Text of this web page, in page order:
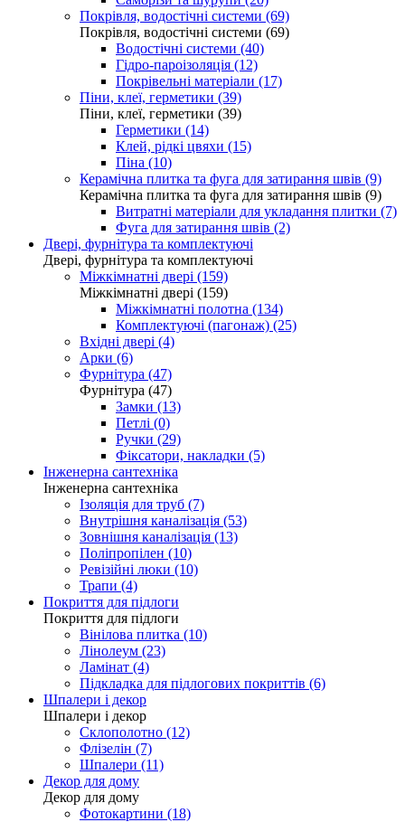
Покрівля, водостічні системи (69)
Покрівля, водостічні системи (69)
Водостічні системи (40)
Гідро-пароізоляція (12)
Покрівельні матеріали (17)
Піни, клеї, герметики (39)
Піни, клеї, герметики (39)
Герметики (14)
Клей, рідкі цвяхи (15)
Піна (10)
Керамічна плитка та фуга для затирання швів (9)
Керамічна плитка та фуга для затирання швів (9)
Витратні матеріали для укладання плитки (7)
Фуга для затирання швів (2)
Двері, фурнітура та комплектуючі
Двері, фурнітура та комплектуючі
Міжкімнатні двері (159)
Міжкімнатні двері (159)
Міжкімнатні полотна (134)
Комплектуючі (пагонаж) (25)
Вхідні двері (4)
Арки (6)
Фурнітура (47)
Фурнітура (47)
Замки (13)
Петлі (0)
Ручки (29)
Фіксатори, накладки (5)
Інженерна сантехніка
Інженерна сантехніка
Ізоляція для труб (7)
Внутрішня каналізація (53)
Зовнішня каналізація (13)
Поліпропілен (10)
Ревізійні люки (10)
Трапи (4)
Покриття для підлоги
Покриття для підлоги
Вінілова плитка (10)
Лінолеум (23)
Ламінат (4)
Підкладка для підлогових покриттів (6)
Шпалери і декор
Шпалери і декор
Склополотно (12)
Флізелін (7)
Шпалери (11)
Декор для дому
Декор для дому
Фотокартини (18)